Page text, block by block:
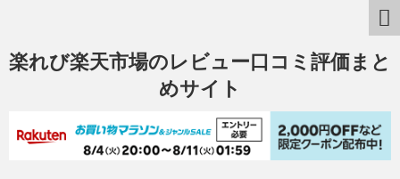
楽れび楽天市場のレビュー口コミ評価まと
めサイト